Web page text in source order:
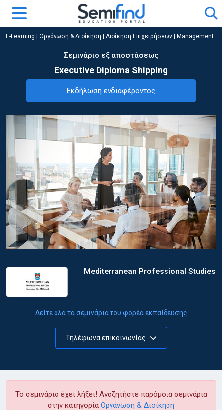
E-Learning Οργάνωση & Διοίκηση Διοίκηση Επιχειρήσεων | Management
Σεμινάριο εξ αποστάσεως
Executive Diploma Shipping
Εκδήλωση ενδιαφέροντος
Mediterranean Professional Studies
Δείτε όλα τα σεμινάρια του φορέα εκπαίδευσης
Τηλέφωνα επικοινωνίας
Το σεμινάριο έχει λήξει! Αναζητήστε παρόμοια σεμινάρια
στην κατηγορία Οργάνωση & Διοίκηση